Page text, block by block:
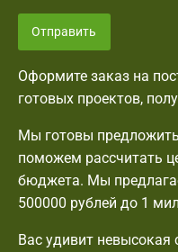
Отправить
Оформите заказ на
готовых проектов,
Мы готовы
поможем рассчитать
бюджета. Мы
500000 рублей до 1
Вас удивит невысокая